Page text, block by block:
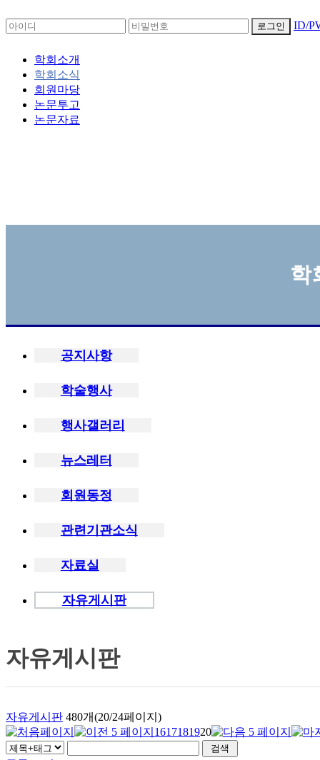
로그인 ID/
학회소개
학회소식
회원마당
논문투고
논문자료
학
공지사항
학술행사
행사갤러리
뉴스레터
회원동정
관련기관소식
자료실
자유게시판
자유게시판
자유게시판 480개(20/24페이지)
1617181920